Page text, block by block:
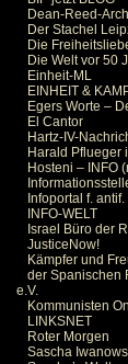
Dean-Reed-
Der Stachel
Die
Die Welt vor 50
Einheit-ML
EINHEIT &
Egers Worte –
El Cantor
Hartz-IV-
Harald Pflueger
Hosteni – INFO
Infoportal f.
INFO-WELT
Israel Büro der
JusticeNow!
Kämpfer und
der Spanischen
e.V.
Kommunisten
LINKSNET
Roter Morgen
Sascha